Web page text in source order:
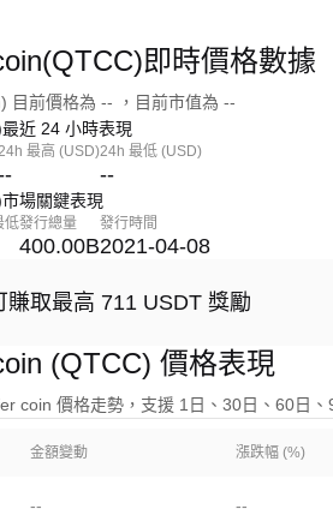
即時價格數據
目前價格為 -- ，目前市值為 --
近 24 小時表現
最高 (USD)24h 最低 (USD)
--
場關鍵表現
低發行總量
400.00B
發行時間
2021-04-08
賺取最高 711 USDT 獎勵
(QTCC) 價格表現
coin 價格走勢，支援 1日、30日、60日
金額變動 漲跌幅 (%)
-- --